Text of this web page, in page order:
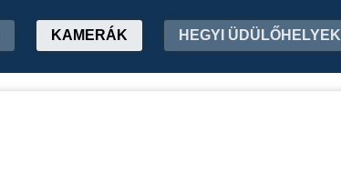
KAMERÁK HEGYI ÜDÜLŐHELYEK